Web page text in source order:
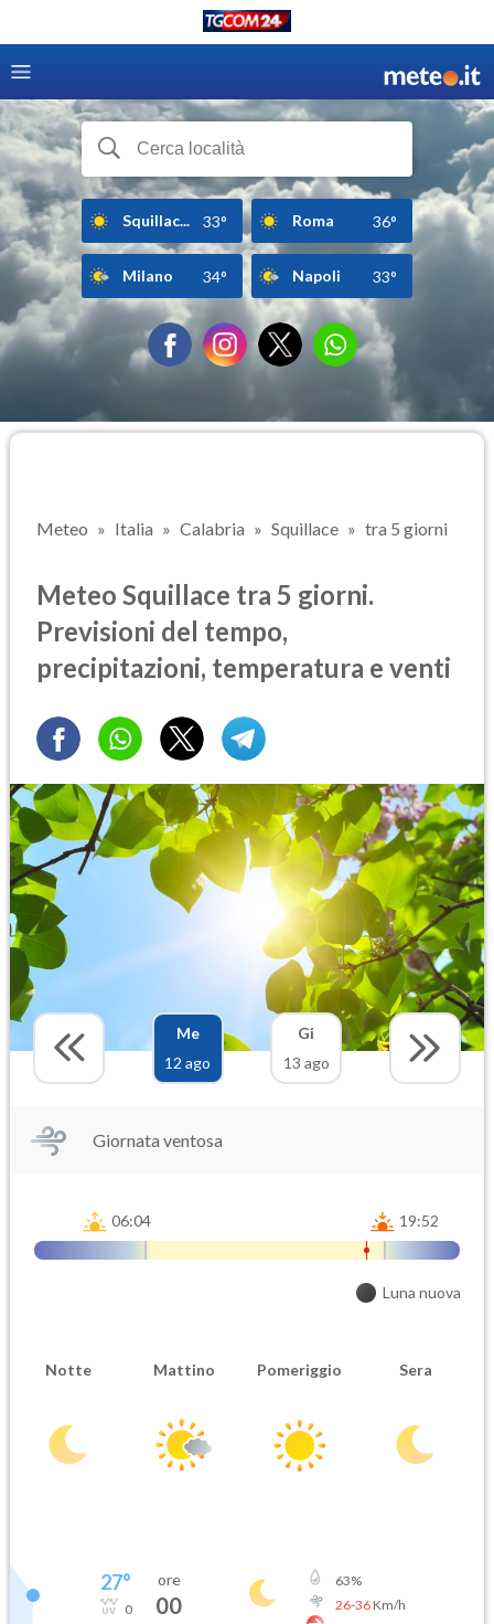
Squillac... 33° Roma 36°
Milano 34° Napoli 33°
Meteo Italia Calabria Squillace tra 5 giorni
Meteo Squillace tra 5 giorni.
Previsioni del tempo,
precipitazioni, temperatura e venti
Me
12 ago
Gi
13 ago
Giornata ventosa
06:04 19:52
Luna nuova
Notte Mattino Pomeriggio Sera
27°
0
ore
00
63%
26-36Km/h